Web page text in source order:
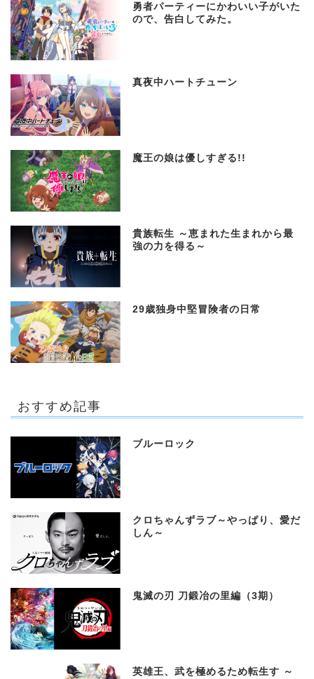
勇者パーティーにかわいい子がいた
ので、告白してみた。
真夜中ハートチューン
魔王の娘は優しすぎる!!
貴族転生 ～恵まれた生まれから最
強の力を得る～
29歳独身中堅冒険者の日常
おすすめ記事
ブルーロック
クロちゃんずラブ～やっぱり、愛だ
しん～
鬼滅の刃 刀鍛冶の里編（3期）
英雄王、武を極めるため転生す ～